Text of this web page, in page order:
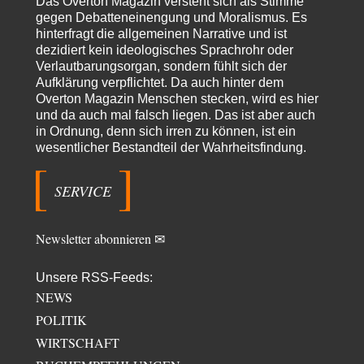
Lieber jjkoeln, im Gegensatz zu anderen Texten von RdL, ist dieser
explizit als "Glosse" ausgezeichnet.…
Torstenvor 18 Stunden zu:
Urteil des Bundesverwaltungsgerichts zur ewigen
Geheimhaltung
Der Deep-State braucht Feinde wie ein Fisch das Wasser. Und nichts
erschafft bessere Feinde als…
Ferdinand Wohlgewiehertvor 19 Stunden zu:
Wie arm sind wir, Herr Schneider?
"Art. 20,1 GG: „Die Bundesrepublik Deutschland ist ein demokratischer
Zack15
vor 19 Stunden zu:
Noch so einer, der viel schwatzt, wenn der Tag lang ist. Etwa die Frage
Peter Müller vor 1 Tag zu:
Der Krieg aus dem Baumarkt: Wie billige Drohnen die
Militärmacht verändern
Warum werden wichtigere Fragen nicht gestellt? Auch die KI könnte mir
nur sagen, was die…
gegen Debatteneinengung und Moralismus. Es
hinterfragt die allgemeinen Narrative und ist
dezidiert kein ideologisches Sprachrohr oder
Verlautbarungsorgan, sondern fühlt sich der
Aufklärung verpflichtet. Da auch hinter dem
Overton Magazin Menschen stecken, wird es hier
und da auch mal falsch liegen. Das ist aber auch
in Ordnung, denn sich irren zu können, ist ein
wesentlicher Bestandteil der Wahrheitsfindung.
SERVICE
Newsletter abonnieren ✉
Unsere RSS-Feeds:
NEWS
POLITIK
WIRTSCHAFT